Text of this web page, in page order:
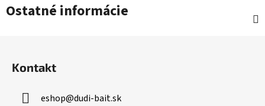
Ostatné informácie
Kontakt
eshop@dudi-bait.sk